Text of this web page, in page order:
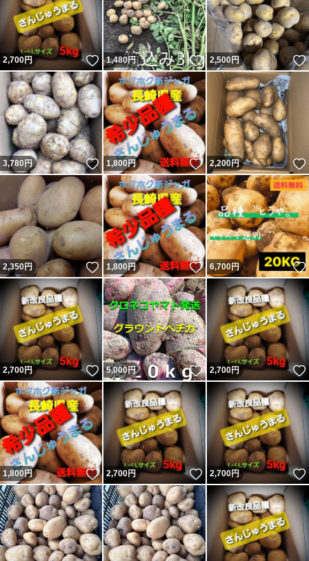
2,700円 いいね！
1,480円 いいね！
2,500円
3,780円 いいね！
1,800 円 いいね！
2,200円
2,350円 いいね！
1,800 円 いいね！
6,700円
2,700円 いいね！
5,000円 いいね！
2,700円
1,800 円 いいね！
2,700円 いいね！
2,700円